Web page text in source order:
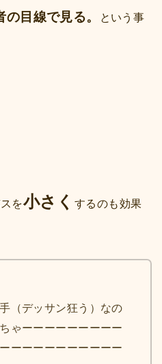
の目線で見る。
という事
を小さく するのも効果
（デッサン狂う）なの
ゃーーーーーーーーー
ーーーーーーーーーー